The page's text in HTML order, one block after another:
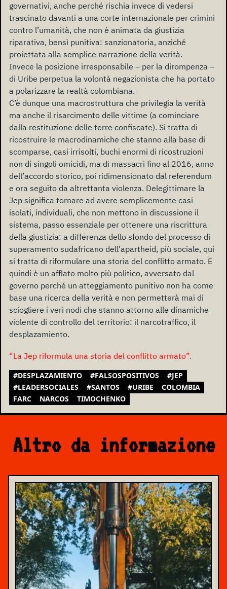
governativi, anche perché rischia invece di vedersi
trascinato davanti a una corte internazionale per crimini
contro l’umanità, che non è animata da giustizia
riparativa, bensì punitiva: sanzionatoria, anziché
proiettata alla semplice narrazione della verità.
Invece la posizione irresponsabile – per la dirompenza –
di Uribe perpetua la volontà negazionista che ha portato
a polarizzare la realtà colombiana.
C’è dunque una macrostruttura che privilegia la verità
ma anche il risarcimento delle vittime (a cominciare
dalla restituzione delle terre confiscate). Si tratta di
ricostruire le macrodinamiche che stanno alla base di
scomparse, casi irrisolti, buchi enormi di ricostruzioni
non di singoli omicidi, ma di massacri fino al 2016, anno
dell’accordo storico, poi ridimensionato dal referendum
e ora seguito da altrettanta violenza. Delegittimare la
Jep significa tornare ad avere semplicemente casi
isolati, individuali, che non mettono in discussione il
sistema, passo essenziale per ottenere una riscrittura
della giustizia: a differenza dello sfondo del processo di
superamento sudafricano dell’apartheid, più sociale, qui
si tratta di riformulare una storia del conflitto armato. E
quindi è un afflato molto più politico, avversato dal
governo perché un atteggiamento punitivo non ha come
base una ricerca della verità e non permetterà mai di
sciogliere i veri nodi che stanno attorno alle dinamiche
violente di controllo del territorio: il narcotraffico, il
desplazamiento.
“La Jep riformula una storia del conflitto armato”.
#DESPLAZAMIENTO #FALSOSPOSITIVOS
#JEP
#LEADERSOCIALES
#SANTOS #URIBE
COLOMBIA
FARC
NARCOS TIMOCHENKO
Altro da informazione